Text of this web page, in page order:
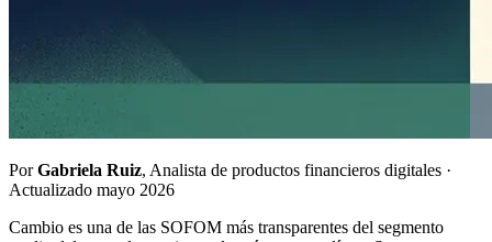
PorGabriela Ruiz, Analista de productos financieros digitales ·
Actualizado mayo 2026
Cambio es una de las SOFOM más transparentes del segmento